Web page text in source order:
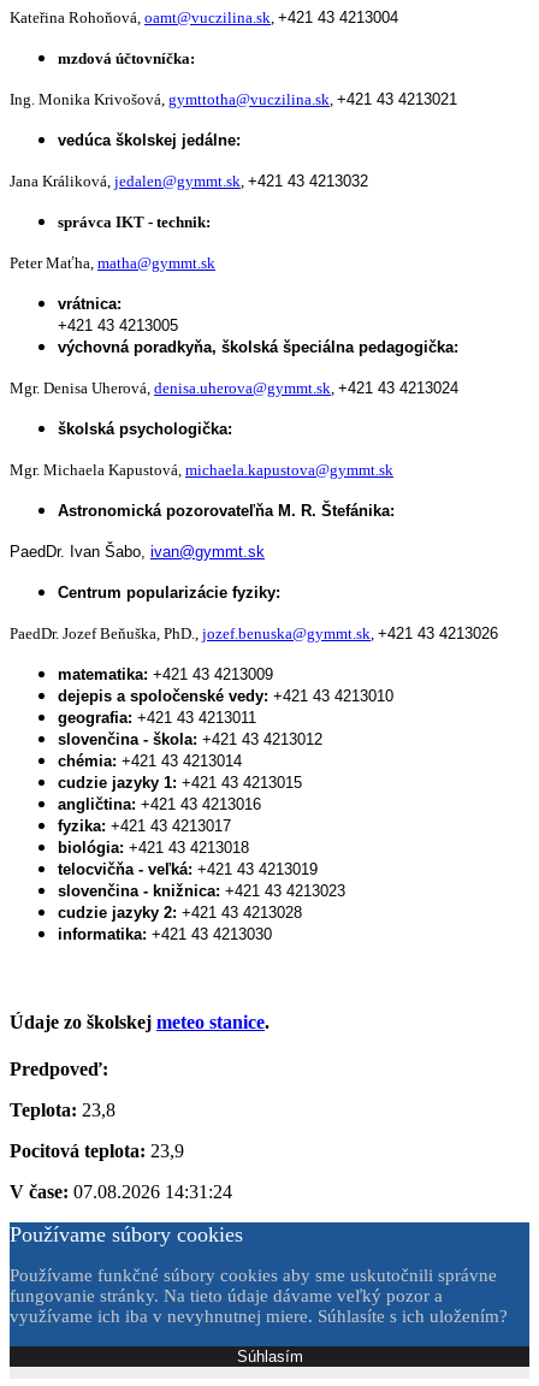
Kateřina Rohoňová, oamt@vuczilina.sk, +421 43 4213004
mzdová účtovníčka:
Ing. Monika Krivošová, gymttotha@vuczilina.sk, +421 43 4213021
vedúca školskej jedálne:
Jana Králiková, jedalen@gymmt.sk, +421 43 4213032
správca IKT - technik:
Peter Maťha, matha@gymmt.sk
vrátnica:
+421 43 4213005
výchovná poradkyňa, školská špeciálna pedagogička:
Mgr. Denisa Uherová, denisa.uherova@gymmt.sk, +421 43 4213024
školská psychologička:
Mgr. Michaela Kapustová, michaela.kapustova@gymmt.sk
Astronomická pozorovateľňa M. R. Štefánika:
PaedDr. Ivan Šabo, ivan@gymmt.sk
Centrum popularizácie fyziky:
PaedDr. Jozef Beňuška, PhD., jozef.benuska@gymmt.sk, +421 43 4213026
matematika: +421 43 4213009
dejepis a spoločenské vedy: +421 43 4213010
geografia: +421 43 4213011
slovenčina - škola: +421 43 4213012
chémia: +421 43 4213014
cudzie jazyky 1: +421 43 4213015
angličtina: +421 43 4213016
fyzika: +421 43 4213017
biológia: +421 43 4213018
telocvičňa - veľká: +421 43 4213019
slovenčina - knižnica: +421 43 4213023
cudzie jazyky 2: +421 43 4213028
informatika: +421 43 4213030
Údaje zo školskej meteo stanice.
Predpoveď:
Teplota: 23,8
Pocitová teplota: 23,9
V čase: 07.08.2026 14:31:24
Používame súbory cookies
Používame funkčné súbory cookies aby sme uskutočnili správne
fungovanie stránky. Na tieto údaje dávame veľký pozor a
využívame ich iba v nevyhnutnej miere. Súhlasíte s ich uložením?
Súhlasím